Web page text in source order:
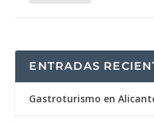
ENTRADAS
Gastroturismo en